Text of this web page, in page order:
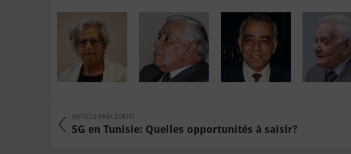
ARTICLE PRÉCÉDENT
5G en Tunisie: Quelles opportunités à saisir?